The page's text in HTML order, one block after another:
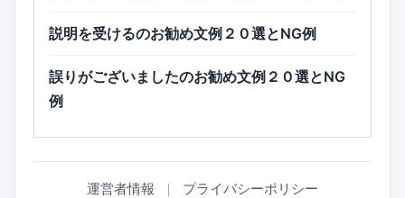
説明を受けるのお勧め文例２０選とNG例
誤りがございましたのお勧め文例２０選とNG
例
運営者情報 ｜ プライバシーポリシー